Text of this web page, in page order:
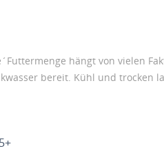
hängt von vielen
bereit. Kühl und trocken